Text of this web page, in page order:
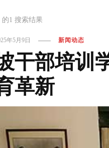
的1 搜索结果
年5月9日 新闻动态
干部培训
革新